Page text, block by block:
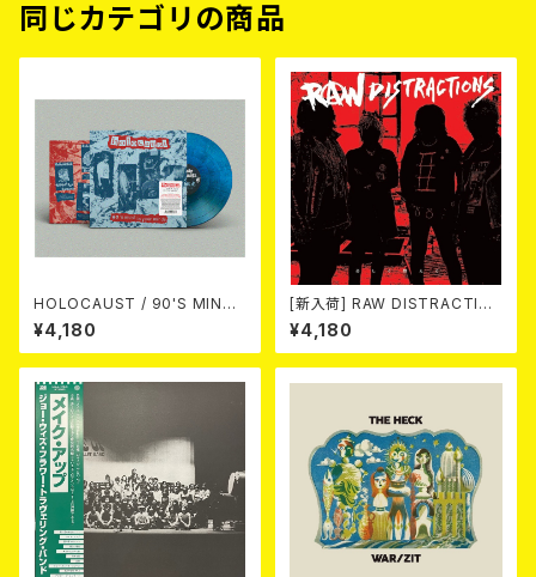
同じカテゴリの商品
HOLOCAUST / 90'S MIND I
N YOUR MINDS (※LTD.150
SWIRL BLUE VINYL)
¥4,180
[新入荷] RAW DISTRACTIO
NS / 奇しく燃える (LP)
¥4,180